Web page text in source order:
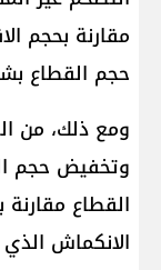
مقارنة بحجم
حجم القطاع
ومع ذلك، من
وتخفيض حجم
القطاع
الانكماش